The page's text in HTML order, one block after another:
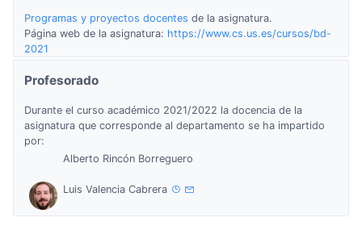
Programas y proyectos docentes de la asignatura.
Página web de la asignatura: https://www.cs.us.es/cursos/bd-
2021
Profesorado
Durante el curso académico 2021/2022 la docencia de la
asignatura que corresponde al departamento se ha impartido
por:
Alberto Rincón Borreguero
Luis Valencia Cabrera